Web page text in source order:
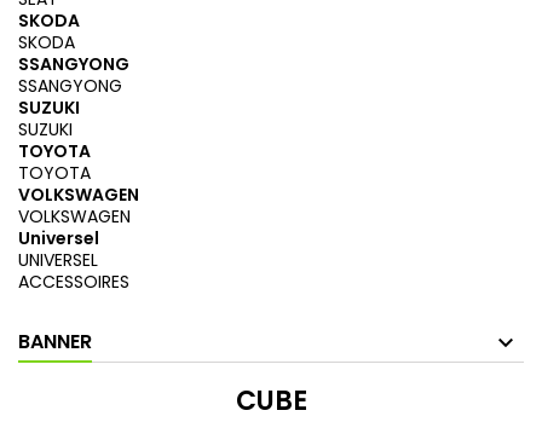
SKODA
SKODA
SSANGYONG
SSANGYONG
SUZUKI
SUZUKI
TOYOTA
TOYOTA
VOLKSWAGEN
VOLKSWAGEN
Universel
UNIVERSEL
ACCESSOIRES
BANNER
CUBE